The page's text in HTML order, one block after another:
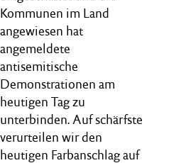
Kommunen im Land
angewiesen hat
angemeldete
antisemitische
Demonstrationen am
heutigen Tag zu
unterbinden. Auf schärfste
verurteilen wir den
heutigen Farbanschlag auf